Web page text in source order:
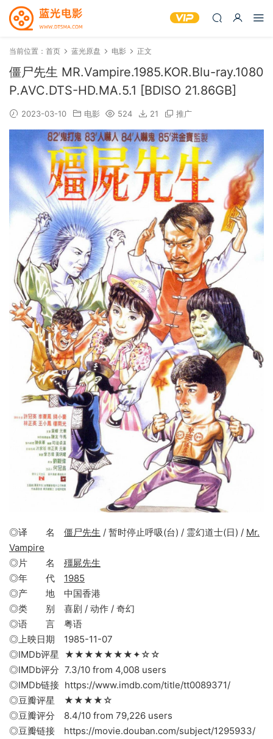
当前位置： 首页 蓝光原盘 电影 正文
僵尸先生 MR.Vampire.1985.KOR.Blu-ray.1080
P.AVC.DTS-HD.MA.5.1 [BDISO 21.86GB]
2023-03-10 电影 524 21 推广
◎译 名 僵尸先生 / 暂时停止呼吸(台) / 霊幻道士(日) / Mr.
Vampire
◎片 名 殭屍先生
◎年 代 1985
◎产 地 中国香港
◎类 别 喜剧 / 动作 / 奇幻
◎语 言 粤语
◎上映日期 1985-11-07
◎IMDb评星 ★★★★★★★✦☆☆
◎IMDb评分 7.3/10 from 4,008 users
◎IMDb链接 https://www.imdb.com/title/tt0089371/
◎豆瓣评星 ★★★★☆
◎豆瓣评分 8.4/10 from 79,226 users
◎豆瓣链接 https://movie.douban.com/subject/1295933/